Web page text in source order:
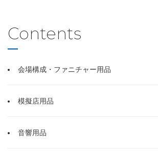
Contents
会場構成・ファニチャー用品
模擬店用品
音響用品